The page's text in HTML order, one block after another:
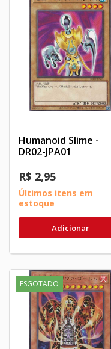
Humanoid Slime -
DR02-JPA01
R$ 2,95
Últimos itens em
estoque
Adicionar
ESGOTADO